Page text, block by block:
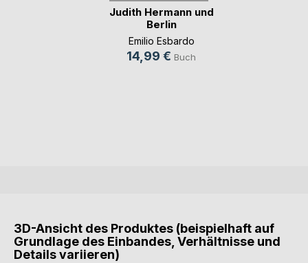
Judith Hermann und
Berlin
Emilio Esbardo
14,99 € Buch
3D-Ansicht des Produktes (beispielhaft auf
Grundlage des Einbandes, Verhältnisse und
Details variieren)